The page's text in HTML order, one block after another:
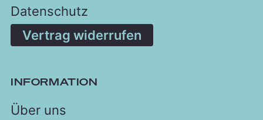
Datenschutz
Vertrag widerrufen
INFORMATION
Über uns